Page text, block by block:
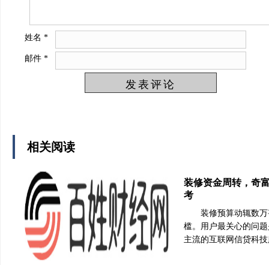
姓名 *
邮件 *
相关阅读
装修资金周转，奇
考
装修预算动辄数
槛。用户最关心的问
主流的互联网信贷科